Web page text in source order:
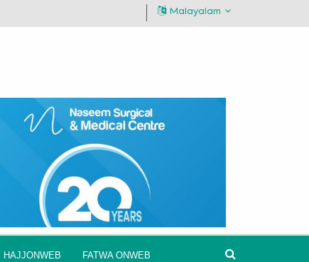
Malayalam
HAJJONWEB FATWA ONWEB